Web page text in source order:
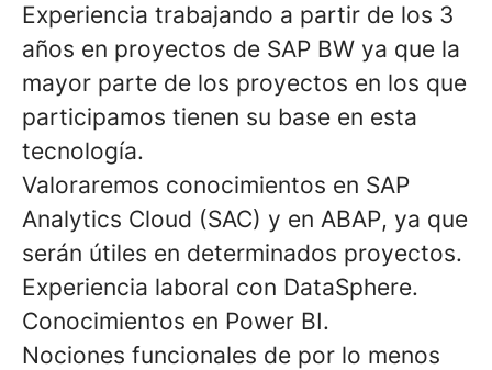
Experiencia trabajando a partir de los 3
años en proyectos de SAP BW ya que la
mayor parte de los proyectos en los que
participamos tienen su base en esta
tecnología.
Valoraremos conocimientos en SAP
Analytics Cloud (SAC) y en ABAP, ya que
serán útiles en determinados proyectos.
Experiencia laboral con DataSphere.
Conocimientos en Power BI.
Nociones funcionales de por lo menos